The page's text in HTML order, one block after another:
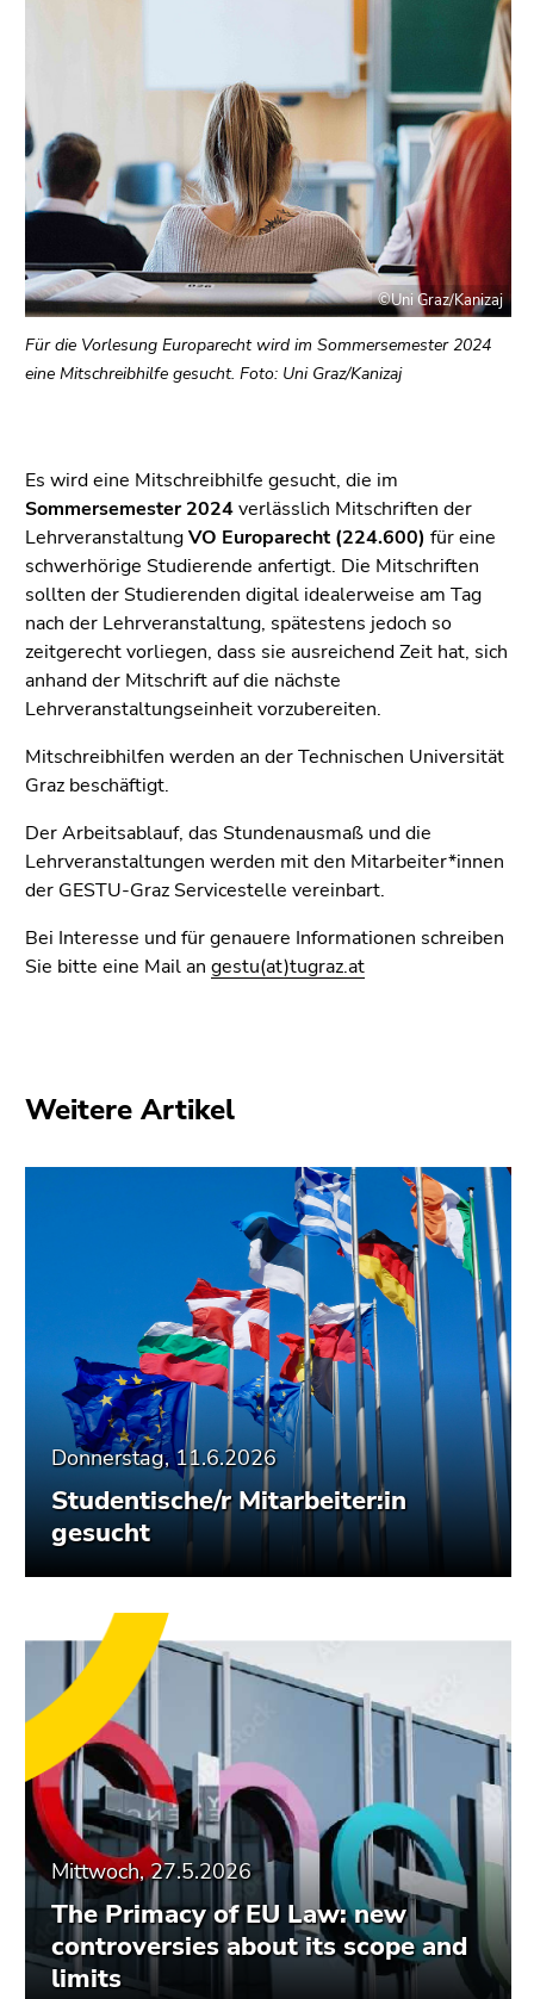
Inhalt
(Zugriffstaste
1)
Positionsanzeige
(Zugriffstaste
2)
Zur
Hauptnavigation
den
Zusatzinformationen
(Zugriffstaste
5)
Zu
den
Seiteneinstellungen
(Benutzer/Sprache)
(Zugriffstaste
Zur
Suche
(Zugriffstaste
9)
©Uni Graz/Kanizaj
Für die Vorlesung Europarecht wird im Sommersemester 2024
eine Mitschreibhilfe gesucht. Foto: Uni Graz/Kanizaj
Es wird eine Mitschreibhilfe gesucht, die im
Sommersemester 2024verlässlich Mitschriften der
LehrveranstaltungVO Europarecht (224.600) für eine
schwerhörige Studierende anfertigt. Die Mitschriften
sollten der Studierenden digital idealerweise am Tag
nach der Lehrveranstaltung, spätestens jedoch so
zeitgerecht vorliegen, dass sie ausreichend Zeit hat, sich
anhand der Mitschrift auf die nächste
Lehrveranstaltungseinheit vorzubereiten.
Mitschreibhilfen werden an der Technischen Universität
Graz beschäftigt.
Der Arbeitsablauf, das Stundenausmaß und die
Lehrveranstaltungen werden mit den Mitarbeiter*innen
der GESTU-Graz Servicestelle vereinbart.
Bei Interesse und für genauere Informationen schreiben
Sie bitte eine Mail an gestu(at)tugraz.at
Weitere Artikel
Donnerstag, 11.6.2026
Studentische/r Mitarbeiter:in
gesucht
Mittwoch, 27.5.2026
The Primacy of EU Law: new
controversies about its scope and
limits